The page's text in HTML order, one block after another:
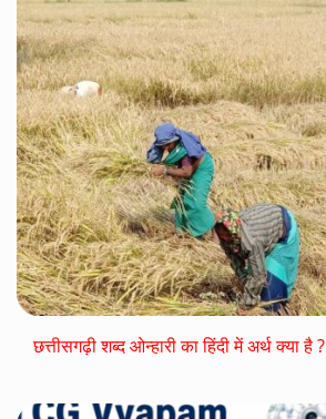
छत्तीसगढ़ी शब्द ओन्हारी का हिंदी में अर्थ क्या है ?